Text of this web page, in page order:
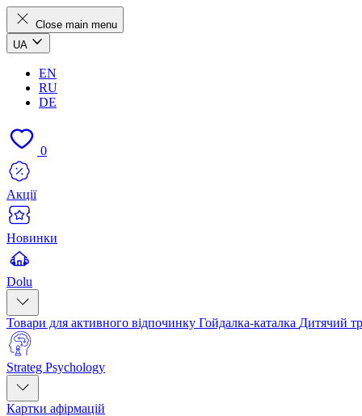
Close main menu
UA
EN
RU
DE
0
Акції
Новинки
Dolu
Товари для активного відпочинку Гойдалка-каталка Дитячий
Strateg Psychology
Картки афірмацій